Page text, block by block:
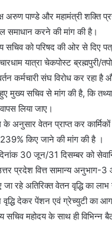
अरुण पाण्डे और महामंत्री
समाधान करने की मांग की है।
सचिव को परिषद की ओर से दिए
यात्रा चेकपोस्ट ब्रह्मपुरी/
कर्मचारी संघ विरोध कर रहा
मुख्य सचिव से मांग की है, कि
लिया जाए।
वेतन प्राप्त कर
किए जाने की मांग की है ।
30 जून/31 दिसम्बर को
उत्तर प्रदेश वित्त सामान्य
अतिरिक्त वेतन वृद्धि का लाभ
देकर पेंशन एवं ग्रेच्युटी का
सचिव महोदय के साथ ही विभिन्न